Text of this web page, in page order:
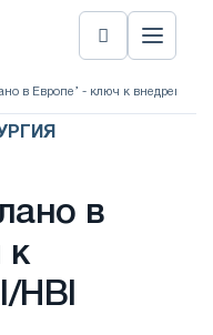
в Европе’ - ключ к внедрению
в
к
HBI